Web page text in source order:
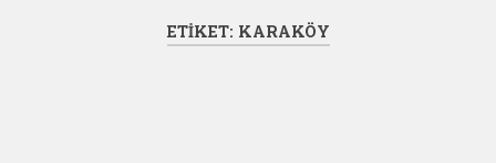
ETIKET: KARAKÖY